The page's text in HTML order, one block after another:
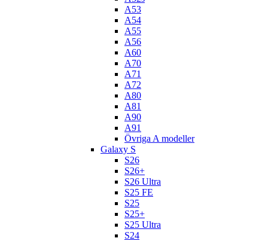
A53
A54
A55
A56
A60
A70
A71
A72
A80
A81
A90
A91
Övriga A modeller
Galaxy S
S26
S26+
S26 Ultra
S25 FE
S25
S25+
S25 Ultra
S24